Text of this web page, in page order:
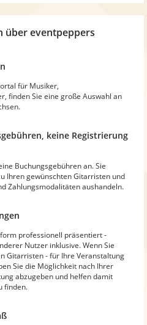
über eventpeppers
für Musiker,
finden Sie eine große Auswahl an
keine Registrierung
Buchungsgebühren an. Sie
Ihren gewünschten Gitarristen und
Zahlungsmodalitäten aushandeln.
professionell präsentiert -
Nutzer inklusive. Wenn Sie
Gitarristen - für Ihre Veranstaltung
Sie die Möglichkeit nach Ihrer
abzugeben und helfen damit
finden.